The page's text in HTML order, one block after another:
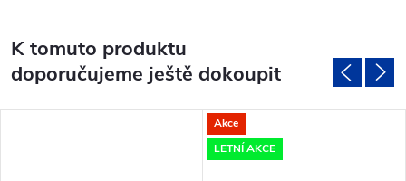
K tomuto produktu
doporučujeme ještě dokoupit
Akce
LETNÍ AKCE